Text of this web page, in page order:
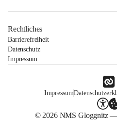
Rechtliches
Barrierefreiheit
Datenschutz
Impressum
Impressum
© 2026 NMS Gloggnitz